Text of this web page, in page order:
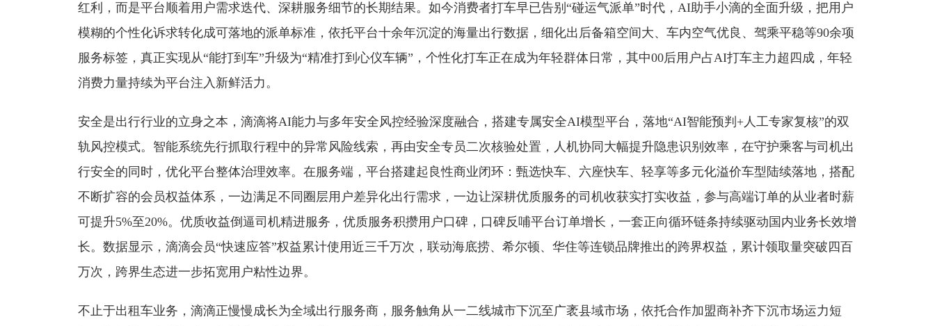
红利，而是平台顺着用户需求迭代、深耕服务细节的长期结果。如今消费者打车早已告别“碰运气派单”时代，AI助手小滴的全面升级，把用户
模糊的个性化诉求转化成可落地的派单标准，依托平台十余年沉淀的海量出行数据，细化出后备箱空间大、车内空气优良、驾乘平稳等90余项
服务标签，真正实现从“能打到车”升级为“精准打到心仪车辆”，个性化打车正在成为年轻群体日常，其中00后用户占AI打车主力超四成，年轻
消费力量持续为平台注入新鲜活力。
安全是出行行业的立身之本，滴滴将AI能力与多年安全风控经验深度融合，搭建专属安全AI模型平台，落地“AI智能预判+人工专家复核”的双
轨风控模式。智能系统先行抓取行程中的异常风险线索，再由安全专员二次核验处置，人机协同大幅提升隐患识别效率，在守护乘客与司机出
行安全的同时，优化平台整体治理效率。在服务端，平台搭建起良性商业闭环：甄选快车、六座快车、轻享等多元化溢价车型陆续落地，搭配
不断扩容的会员权益体系，一边满足不同圈层用户差异化出行需求，一边让深耕优质服务的司机收获实打实收益，参与高端订单的从业者时薪
可提升5%至20%。优质收益倒逼司机精进服务，优质服务积攒用户口碑，口碑反哺平台订单增长，一套正向循环链条持续驱动国内业务长效增
长。数据显示，滴滴会员“快速应答”权益累计使用近三千万次，联动海底捞、希尔顿、华住等连锁品牌推出的跨界权益，累计领取量突破四百
万次，跨界生态进一步拓宽用户粘性边界。
不止于出租车业务，滴滴正慢慢成长为全域出行服务商，服务触角从一二线城市下沉至广袤县域市场，依托合作加盟商补齐下沉市场运力短